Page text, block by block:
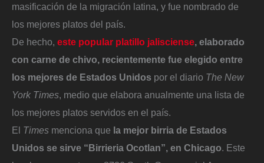
masificación de la migración latina, y fue nombrado de
los mejores platos del país.
De hecho, este popular platillo jalisciense, elaborado
con carne de chivo, recientemente fue elegido entre
los mejores de Estados Unidos por el diario The New
York Times, medio que elabora anualmente una lista de
los mejores platos servidos en el país.
El Times menciona que la mejor birria de Estados
Unidos se sirve “Birrieria Ocotlan”, en Chicago. Este